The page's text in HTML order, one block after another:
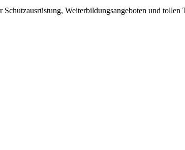
Weiterbildungsangeboten und tollen